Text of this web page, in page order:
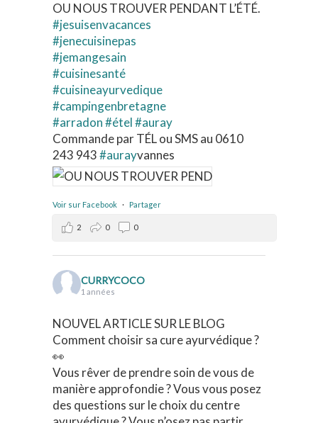
OU NOUS TROUVER PENDANT L’ÉTÉ.
#jesuisenvacances
#jenecuisinepas
#jemangesain
#cuisinesanté
#cuisineayurvedique
#campingenbretagne
#arradon#étel#auray
Commande par TÉL ou SMS au 0610
243 943#aurayvannes
Voir sur Facebook · Partager
2 0 0
CURRYCOCO
1 années
NOUVEL ARTICLE SUR LE BLOG
Comment choisir sa cure ayurvédique ?
👀
Vous rêver de prendre soin de vous de
manière approfondie ? Vous vous posez
des questions sur le choix du centre